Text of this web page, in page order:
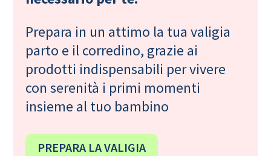
Prepara in un attimo la tua valigia
parto e il corredino, grazie ai
prodotti indispensabili per vivere
con serenità i primi momenti
insieme al tuo bambino
PREPARA LA VALIGIA